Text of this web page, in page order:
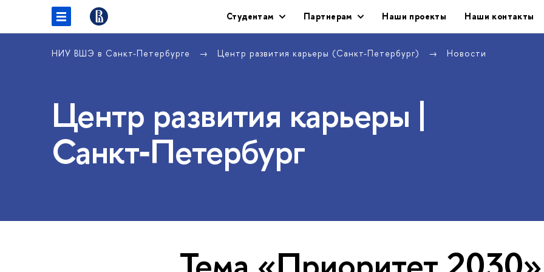
Студентам Партнерам Наши проекты Наши контакты
НИУ ВШЭ в Санкт-Петербурге Центр развития карьеры (Санкт-Петербург) Новости
Центр развития карьеры |
Санкт‑Петербург